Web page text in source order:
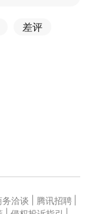
差评
务洽谈 腾讯招聘